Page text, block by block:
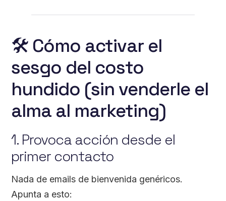
🛠 Cómo activar el
sesgo del costo
hundido (sin venderle el
alma al marketing)
1. Provoca acción desde el
primer contacto
Nada de emails de bienvenida genéricos.
Apunta a esto: